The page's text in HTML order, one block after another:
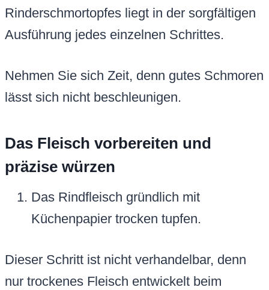
Rinderschmortopfes liegt in der sorgfältigen
Ausführung jedes einzelnen Schrittes.
Nehmen Sie sich Zeit, denn gutes Schmoren
lässt sich nicht beschleunigen.
Das Fleisch vorbereiten und
präzise würzen
Das Rindfleisch gründlich mit
Küchenpapier trocken tupfen.
Dieser Schritt ist nicht verhandelbar, denn
nur trockenes Fleisch entwickelt beim